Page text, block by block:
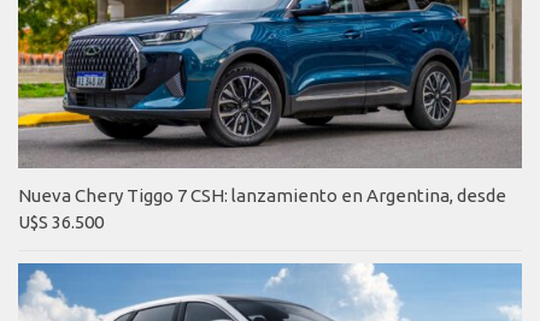
Nueva Chery Tiggo 7 CSH: lanzamiento en Argentina, desde
U$S 36.500